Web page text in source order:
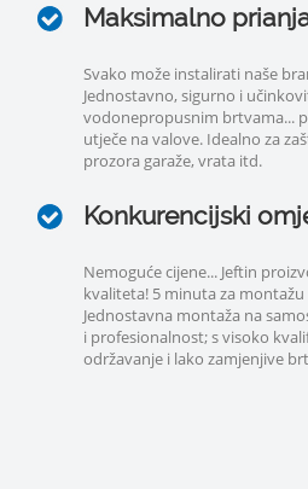
Maksimalno
Svako može instalirati naše
Jednostavno, sigurno i
vodonepropusnim brtvama...
utječe na valove. Idealno za
prozora garaže, vrata itd.
Konkurencijski
Nemoguće cijene... Jeftin
kvaliteta! 5 minuta za
Jednostavna montaža na
i profesionalnost; s visoko
održavanje i lako zamjenjive